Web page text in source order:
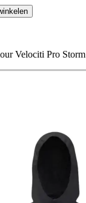
Velociti Pro Storm